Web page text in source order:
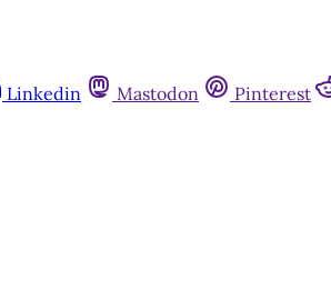
Linkedin Mastodon Pinterest